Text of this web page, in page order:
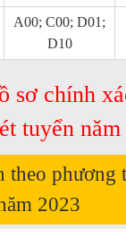
A00; C00; D01;
D10
sơ chính
tuyển
theo
2023